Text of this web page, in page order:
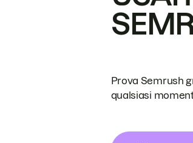
Prova Semrush
qualsiasi